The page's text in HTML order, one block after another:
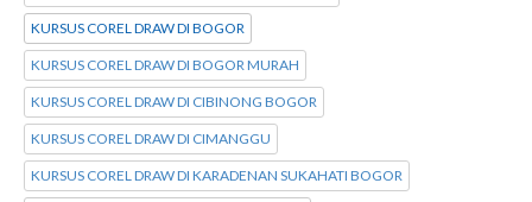
KURSUS COREL DRAW DI BOGOR
KURSUS COREL DRAW DI BOGOR MURAH
KURSUS COREL DRAW DI CIBINONG BOGOR
KURSUS COREL DRAW DI CIMANGGU
KURSUS COREL DRAW DI KARADENAN SUKAHATI BOGOR